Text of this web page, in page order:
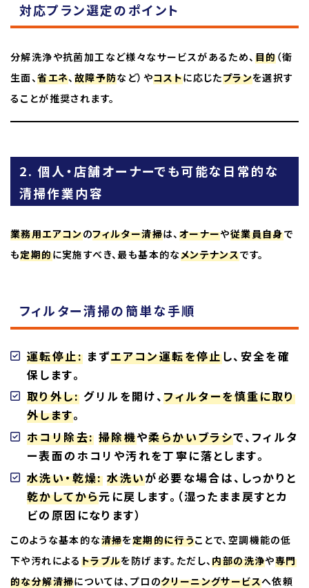
対応プラン選定のポイント
分解洗浄や抗菌加工など様々なサービスがあるため、 目的（衛
生面、省エネ、 故障予防など）やコストに応じたプランを選択す
ることが推奨されます。
2. 個人・店舗オーナーでも可能な日常的な
清掃作業内容
業務用エアコンのフィルター清掃は、 オーナーや従業員自身で
も定期的に実施すべき、最も基本的なメンテナンスです。
フィルター清掃の簡単な手順
運転停止: まずエアコン運転を停止し、安全を確
保します。
取り外し: グリルを開け、フィルターを慎重に取り
外します。
ホコリ除去: 掃除機や柔らかいブラシで、フィルタ
ー表面のホコリや汚れを丁寧に落とします。
水洗い・乾燥: 水洗いが必要な場合は、しっかりと
乾かしてから元に戻します。（湿ったまま戻すとカ
ビの原因になります）
このような基本的な清掃を定期的に行うことで、空調機能の低
下や汚れによる トラブルを防げます。ただし、内部の洗浄や専門
的な分解清掃については、プロのクリーニングサービスへ依頼